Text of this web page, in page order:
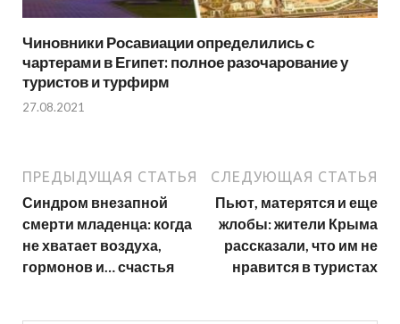
Чиновники Росавиации определились с
чартерами в Египет: полное разочарование у
туристов и турфирм
27.08.2021
ПРЕДЫДУЩАЯ СТАТЬЯ
Синдром внезапной
смерти младенца: когда
не хватает воздуха,
гормонов и… счастья
СЛЕДУЮЩАЯ СТАТЬЯ
Пьют, матерятся и еще
жлобы: жители Крыма
рассказали, что им не
нравится в туристах